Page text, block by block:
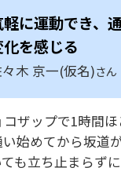
に運動でき、
を感じる
木 京一(仮名)さん
ザップで1時間
始めてから坂道
も立ち止まらず